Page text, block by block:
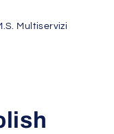
Multiservizi